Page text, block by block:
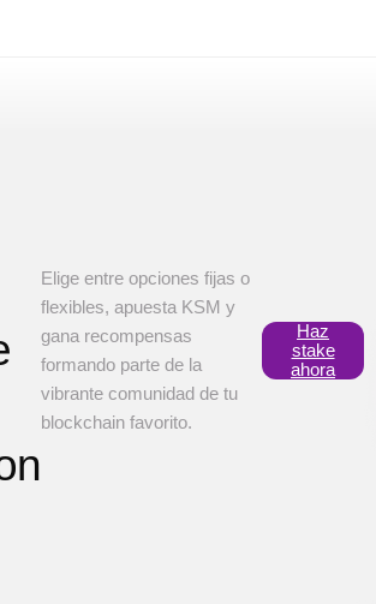
Elige entre opciones fijas o
flexibles, apuesta KSM y
gana recompensas
formando parte de la
vibrante comunidad de tu
blockchain favorito.
Haz
stake
ahora